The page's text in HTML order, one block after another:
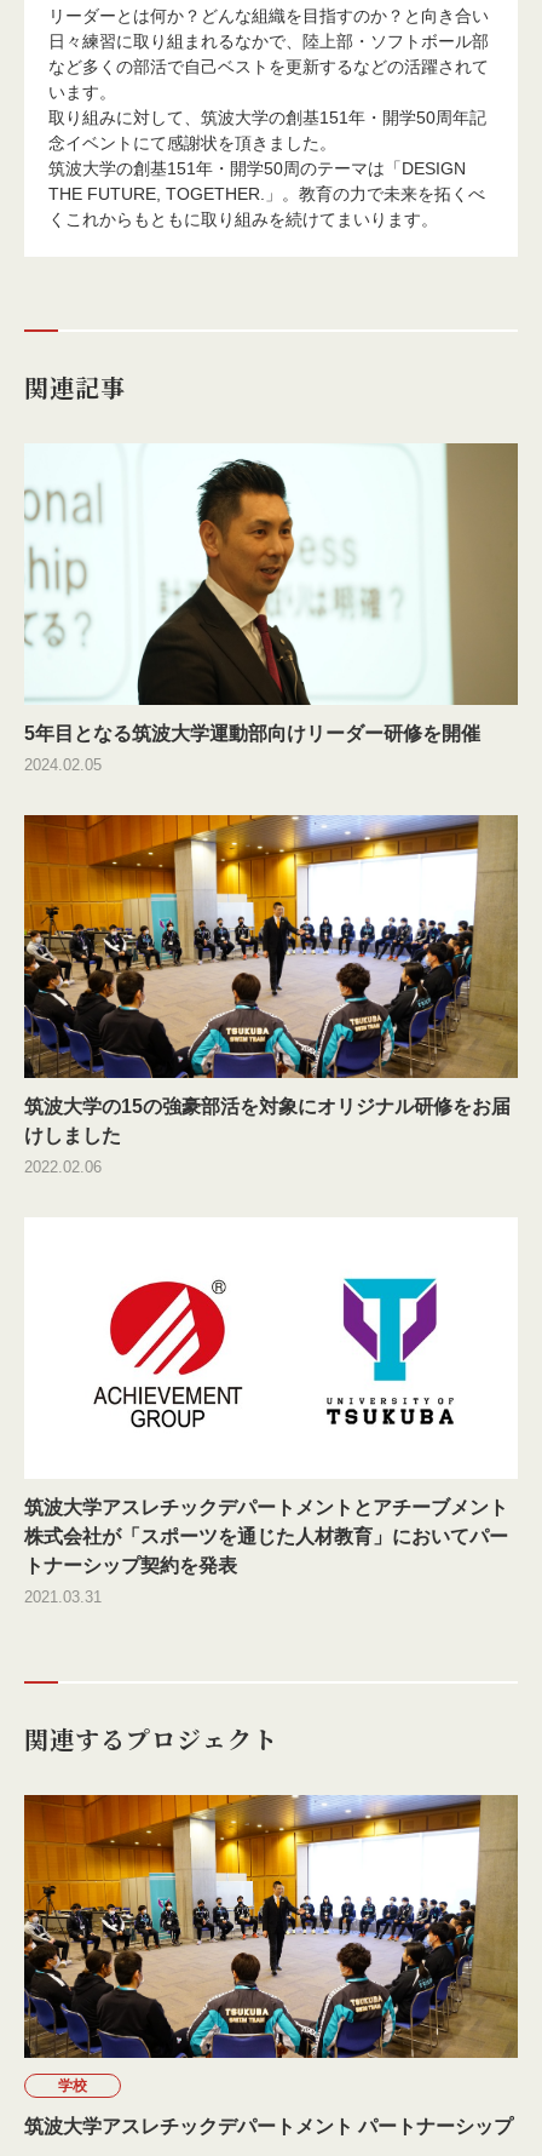
リーダーとは何か？どんな組織を目指すのか？と向き合い
日々練習に取り組まれるなかで、陸上部・ソフトボール部
など多くの部活で自己ベストを更新するなどの活躍されて
います。
取り組みに対して、筑波大学の創基151年・開学50周年記
念イベントにて感謝状を頂きました。
筑波大学の創基151年・開学50周のテーマは「DESIGN
THE FUTURE, TOGETHER.」。教育の力で未来を拓くべ
くこれからもともに取り組みを続けてまいります。
関連記事
5年目となる筑波大学運動部向けリーダー研修を開催
2024.02.05
筑波大学の15の強豪部活を対象にオリジナル研修をお届
けしました
2022.02.06
筑波大学アスレチックデパートメントとアチーブメント
株式会社が「スポーツを通じた人材教育」においてパー
トナーシップ契約を発表
2021.03.31
関連するプロジェクト
学校
筑波大学アスレチックデパートメント パートナーシップ